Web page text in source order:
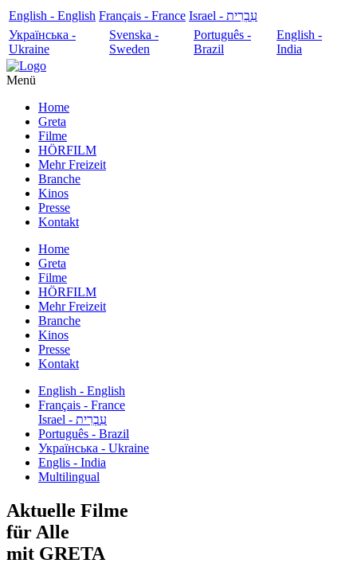
English - English Français - France
עִבְרִית - Israel
Українська -
Ukraine
Svenska -
Sweden
Português -
Brazil
English -
India
Menü
Home
Greta
Filme
HÖRFILM
Mehr Freizeit
Branche
Kinos
Presse
Kontakt
Home
Greta
Filme
HÖRFILM
Mehr Freizeit
Branche
Kinos
Presse
Kontakt
English - English
Français - France
עִבְרִית - Israel
Português - Brazil
Українська - Ukraine
Englis - India
Multilingual
Aktuelle Filme
für Alle
mit GRETA